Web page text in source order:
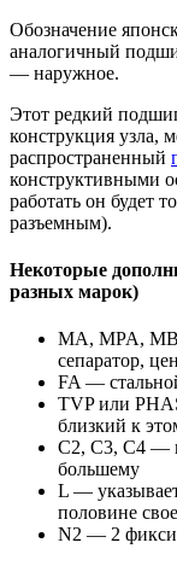
Обозначение
аналогичный
— наружное.
Этот редкий
конструкция узла,
распространенный
конструктивными
работать он будет
разъемным).
Некоторые
разных марок)
MА, MPA,
сепаратор,
FA —
TVP или
близкий к
С2, С3, С4 —
большему
L —
половине
N2 — 2